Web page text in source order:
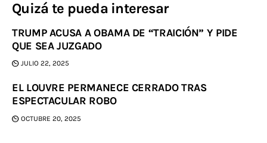
Quizá te pueda interesar
TRUMP ACUSA A OBAMA DE “TRAICIÓN” Y PIDE
QUE SEA JUZGADO
JULIO 22, 2025
EL LOUVRE PERMANECE CERRADO TRAS
ESPECTACULAR ROBO
OCTUBRE 20, 2025